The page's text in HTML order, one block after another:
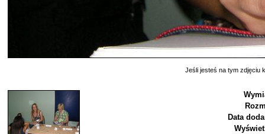
Jeśli jesteś na tym zdjęciu
Data